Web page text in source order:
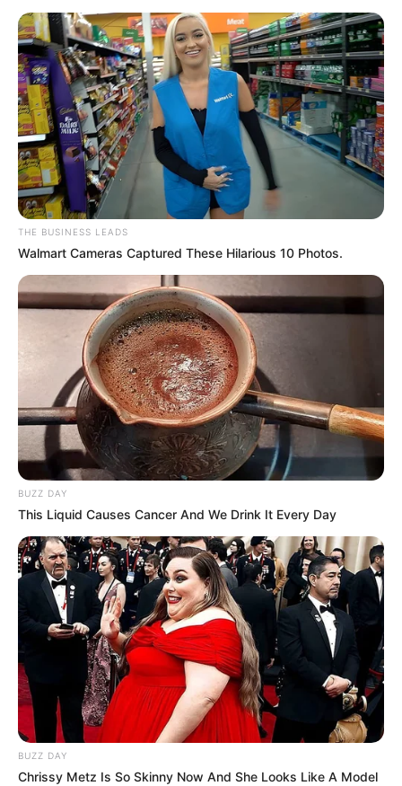
THE BUSINESS LEADS
Walmart Cameras Captured These Hilarious 10 Photos.
BUZZ DAY
This Liquid Causes Cancer And We Drink It Every Day
BUZZ DAY
Chrissy Metz Is So Skinny Now And She Looks Like A Model